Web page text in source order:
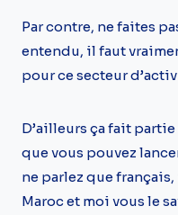
Par contre, ne faites
entendu, il faut
pour ce secteur
D’ailleurs ça fait
que vous pouvez
ne parlez que
Maroc et moi vous le